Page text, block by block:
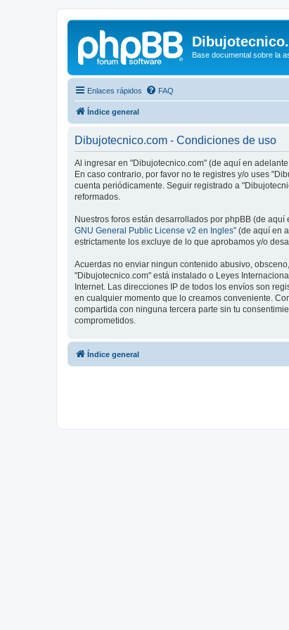
Base documental sobre la
Enlaces rápidos FAQ
Índice general
Dibujotecnico.com - Condiciones de uso
Al ingresar en "Dibujotecnico.com" (de aquí en
En caso contrario, por favor no te registres y/o uses
cuenta periódicamente. Seguir registrado a
reformados.
Nuestros foros están desarrollados por phpBB (de
GNU General Public License v2 en Ingles” (de aquí en
estrictamente los excluye de lo que aprobamos y/o
Acuerdas no enviar ningun contenido abusivo,
"Dibujotecnico.com" está instalado o Leyes
Internet. Las direcciones IP de todos los envíos son
en cualquier momento que lo creamos conveniente.
compartida con ninguna tercera parte sin tu
comprometidos.
Índice general